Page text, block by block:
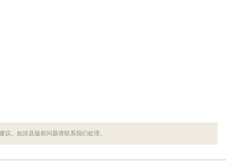
。如涉及版权问题请联系我们处理。